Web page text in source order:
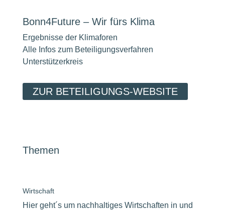
Bonn4Future – Wir fürs Klima
Ergebnisse der Klimaforen
Alle Infos zum Beteiligungsverfahren
Unterstützerkreis
ZUR BETEILIGUNGS-WEBSITE
Themen
Wirtschaft
Hier geht´s um nachhaltiges Wirtschaften in und